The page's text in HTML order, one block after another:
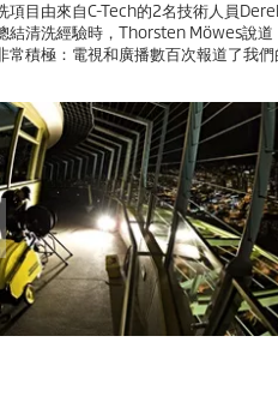
項目由來自C-Tech的2名技術人員
結清洗經驗時，Thorsten Möwes說道
常積極：電視和廣播數百次報道了我